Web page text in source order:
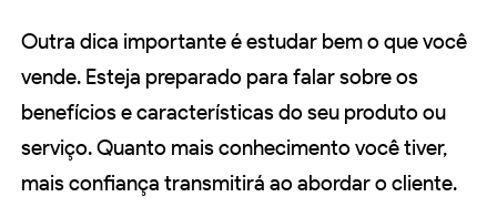
Outra dica importante é estudar bem o que você
vende. Esteja preparado para falar sobre os
benefícios e características do seu produto ou
serviço. Quanto mais conhecimento você tiver,
mais confiança transmitirá ao abordar o cliente.